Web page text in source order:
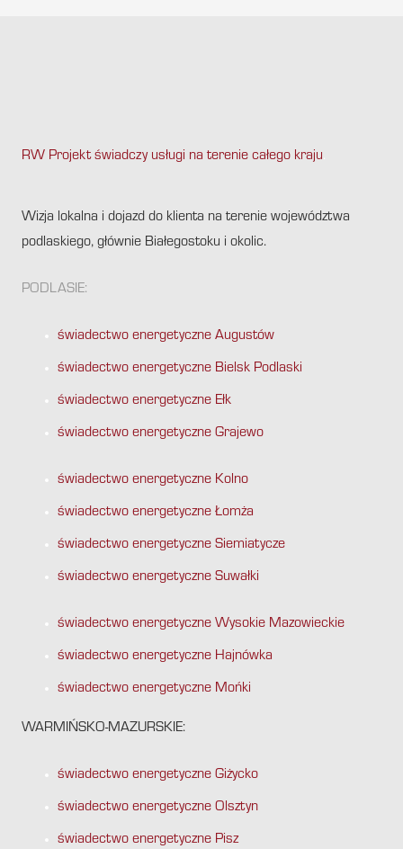
RW Projekt świadczy usługi na terenie całego kraju
Wizja lokalna i dojazd do klienta na terenie województwa
podlaskiego, głównie Białegostoku i okolic.
PODLASIE:
świadectwo energetyczne Augustów
świadectwo energetyczne Bielsk Podlaski
świadectwo energetyczne Ełk
świadectwo energetyczne Grajewo
świadectwo energetyczne Kolno
świadectwo energetyczne Łomża
świadectwo energetyczne Siemiatycze
świadectwo energetyczne Suwałki
świadectwo energetyczne Wysokie Mazowieckie
świadectwo energetyczne Hajnówka
świadectwo energetyczne Mońki
WARMIŃSKO-MAZURSKIE:
świadectwo energetyczne Giżycko
świadectwo energetyczne Olsztyn
świadectwo energetyczne Pisz